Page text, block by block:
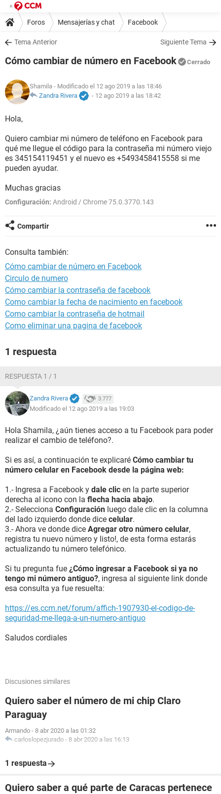
Foros Mensajerías y chat Facebook
Tema Anterior Siguiente Tema
Cómo cambiar de número en Facebook Cerrado
Shamila - Modificado el 12 ago 2019 a las 18:46
Zandra Rivera
- 12 ago 2019 a las 18:42
Hola,
Quiero cambiar mi número de teléfono en Facebook para
qué me llegue el código para la contraseña mi número viejo
es 345154119451 y el nuevo es +5493458415558 si me
pueden ayudar.
Muchas gracias
Configuración: Android / Chrome 75.0.3770.143
Compartir
Consulta también:
Cómo cambiar de número en Facebook
Circulo de numero
Cómo cambiar la contraseña de facebook
Como cambiar la fecha de nacimiento en facebook
Como cambiar la contraseña de hotmail
Como eliminar una pagina de facebook
1 respuesta
RESPUESTA 1 / 1
Zandra Rivera 3.777
Modificado el 12 ago 2019 a las 19:03
Hola Shamila, ¿aún tienes acceso a tu Facebook para poder
realizar el cambio de teléfono?.
Si es así, a continuación te explicaré Cómo cambiar tu
número celular en Facebook desde la página web:
1.- Ingresa a Facebook y dale clic en la parte superior
derecha al icono con la flecha hacia abajo.
2.- Selecciona Configuración luego dale clic en la columna
del lado izquierdo donde dice celular.
3.- Ahora ve donde dice Agregar otro número celular,
registra tu nuevo número y listo!, de esta forma estarás
actualizando tu número telefónico.
Si tu pregunta fue ¿Cómo ingresar a Facebook si ya no
tengo mi número antiguo?, ingresa al siguiente link donde
esa consulta ya fue resuelta:
https://es.ccm.net/forum/affich-1907930-el-codigo-de-
seguridad-me-llega-a-un-numero-antiguo
Saludos cordiales
Discusiones similares
Quiero saber el número de mi chip Claro
Paraguay
Armando - 8 abr 2020 a las 01:32
carloslopezjurado - 8 abr 2020 a las 16:13
1 respuesta
Quiero saber a qué parte de Caracas pertenece